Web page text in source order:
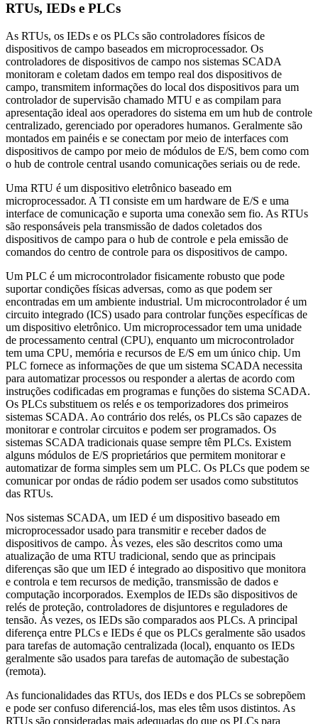
RTUs, IEDs e PLCs
As RTUs, os IEDs e os PLCs são controladores físicos de
dispositivos de campo baseados em microprocessador. Os
controladores de dispositivos de campo nos sistemas SCADA
monitoram e coletam dados em tempo real dos dispositivos de
campo, transmitem informações do local dos dispositivos para um
controlador de supervisão chamado MTU e as compilam para
apresentação ideal aos operadores do sistema em um hub de controle
centralizado, gerenciado por operadores humanos. Geralmente são
montados em painéis e se conectam por meio de interfaces com
dispositivos de campo por meio de módulos de E/S, bem como com
o hub de controle central usando comunicações seriais ou de rede.
Uma RTU é um dispositivo eletrônico baseado em
microprocessador. A TI consiste em um hardware de E/S e uma
interface de comunicação e suporta uma conexão sem fio. As RTUs
são responsáveis pela transmissão de dados coletados dos
dispositivos de campo para o hub de controle e pela emissão de
comandos do centro de controle para os dispositivos de campo.
Um PLC é um microcontrolador fisicamente robusto que pode
suportar condições físicas adversas, como as que podem ser
encontradas em um ambiente industrial. Um microcontrolador é um
circuito integrado (ICS) usado para controlar funções específicas de
um dispositivo eletrônico. Um microprocessador tem uma unidade
de processamento central (CPU), enquanto um microcontrolador
tem uma CPU, memória e recursos de E/S em um único chip. Um
PLC fornece as informações de que um sistema SCADA necessita
para automatizar processos ou responder a alertas de acordo com
instruções codificadas em programas e funções do sistema SCADA.
Os PLCs substituem os relés e os temporizadores dos primeiros
sistemas SCADA. Ao contrário dos relés, os PLCs são capazes de
monitorar e controlar circuitos e podem ser programados. Os
sistemas SCADA tradicionais quase sempre têm PLCs. Existem
alguns módulos de E/S proprietários que permitem monitorar e
automatizar de forma simples sem um PLC. Os PLCs que podem se
comunicar por ondas de rádio podem ser usados como substitutos
das RTUs.
Nos sistemas SCADA, um IED é um dispositivo baseado em
microprocessador usado para transmitir e receber dados de
dispositivos de campo. Às vezes, eles são descritos como uma
atualização de uma RTU tradicional, sendo que as principais
diferenças são que um IED é integrado ao dispositivo que monitora
e controla e tem recursos de medição, transmissão de dados e
computação incorporados. Exemplos de IEDs são dispositivos de
relés de proteção, controladores de disjuntores e reguladores de
tensão. Às vezes, os IEDs são comparados aos PLCs. A principal
diferença entre PLCs e IEDs é que os PLCs geralmente são usados
para tarefas de automação centralizada (local), enquanto os IEDs
geralmente são usados para tarefas de automação de subestação
(remota).
As funcionalidades das RTUs, dos IEDs e dos PLCs se sobrepõem
e pode ser confuso diferenciá-los, mas eles têm usos distintos. As
RTUs são consideradas mais adequadas do que os PLCs para